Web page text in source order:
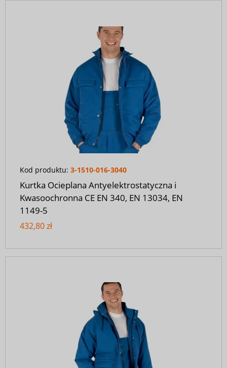
Kod produktu: 3-1510-016-3040
Kurtka Ocieplana Antyelektrostatyczna i
Kwasoochronna CE EN 340, EN 13034, EN
1149-5
432,80 zł